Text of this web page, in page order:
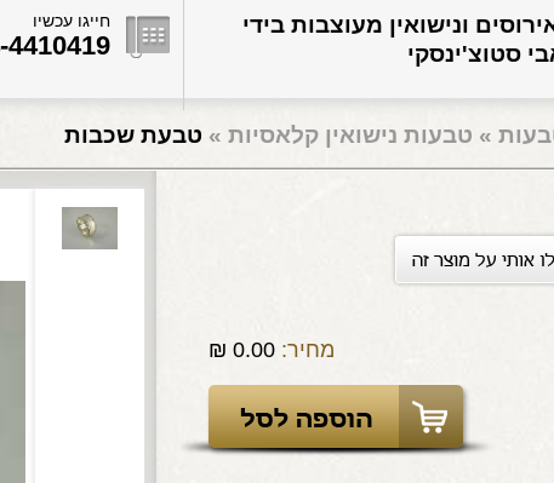
ונישואין מעוצבות בידי
סטוצ'ינסקי
חייגו עכשיו
4410419
» טבעות נישואין קלאסיות » טבעת שכבות
מחיר: 0.00
₪